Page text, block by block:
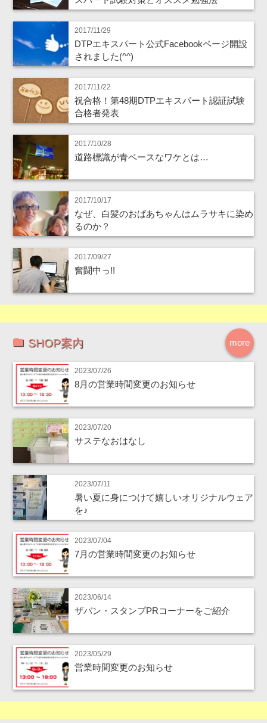
2017/11/29
DTPエキスパート公式Facebookページ開設
されました(^^)
2017/11/22
祝合格！第48期DTPエキスパート認証試験
合格者発表
2017/10/28
道路標識が青ベースなワケとは…
2017/10/17
なぜ、白髪のおばあちゃんはムラサキに染め
るのか？
2017/09/27
奮闘中っ!!
more
SHOP案内
2023/07/26
8月の営業時間変更のお知らせ
2023/07/20
サステなおはなし
2023/07/11
暑い夏に身につけて嬉しいオリジナルウェア
を♪
2023/07/04
7月の営業時間変更のお知らせ
2023/06/14
ザバン・スタンプPRコーナーをご紹介
2023/05/29
営業時間変更のお知らせ